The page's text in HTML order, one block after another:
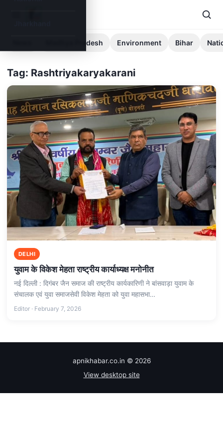
Madhya Pradesh Environment Bihar
Tag: Rashtriyakaryakarani
DELHI
युवाम के विकेश मेहता राष्ट्रीय कार्याध्यक्ष मनोनीत
नई दिल्ली : दिगंबर जैन समाज की राष्ट्रीय कार्यकारिणी ने बांसवाड़ा युवाम के
संचालक एवं युवा समाजसेवी विकेश मेहता को युवा महासभा…
Editor · February 7, 2026
apnikhabar.co.in © 2026
View desktop site